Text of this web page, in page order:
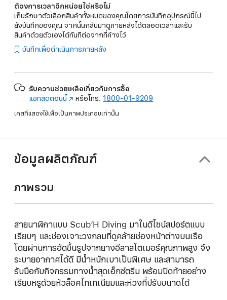
ต้องการเวลาอีกหน่อยใช่หรือไม่
เก็บรักษาตัวเลือกสินค้าทั้งหมดของคุณโดยการบันทึกอุปกรณ์นี้ไป
ยังบันทึกของคุณ จากนั้นกลับมาดูภายหลังได้ตลอดเวลาและรับ
สินค้าด้วยตัวเองได้ทันทีต่อจากที่ค้างไว้
บันทึกเพื่อดำเนินการภายหลัง
รับความช่วยเหลือเกี่ยวกับการซื้อ
แชทสดตอนนี้(เปิด
หน้าต่าง
หรือโทร. 1800-01-9209
เคสที่แสดงใช้เพื่อเป็นภาพประกอบเท่านั้น
ข้อมูลผลิตภัณฑ์
ภาพรวม
สายนาฬิกาแบบ Scub’H Diving มาในดีไซน์สปอร์ตแบบ
เรียบๆ และช่องเจาะวงกลมที่ดูคล้ายช่องหน้าต่างบนเรือ
โดยผ่านการอัดขึ้นรูปจากยางอีลาสโตเมอร์คุณภาพสูง จึง
ระบายอากาศได้ดี มีน้ำหนักเบาเป็นพิเศษ และสามารถ
รับมือกับกิจกรรมทางน้ำสุดเอ็กซ์ตรีม พร้อมปิดท้ายอย่าง
เรียบหรูด้วยหัวล็อคไทเทเนียมและห่วงที่ปรับขนาดได้